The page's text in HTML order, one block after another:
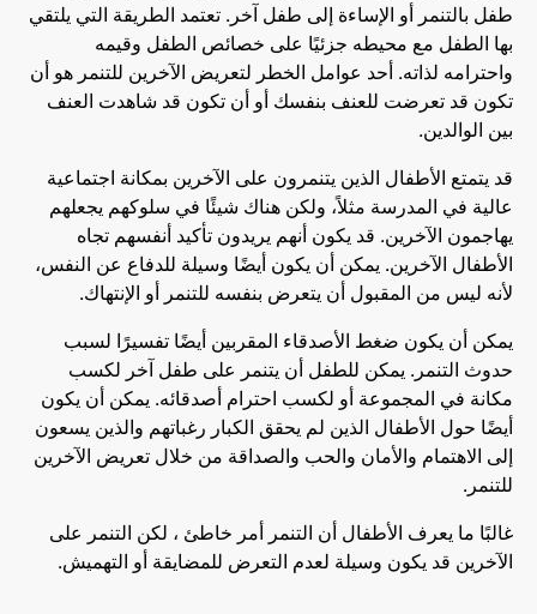
طفل بالتنمر أو الإساءة إلى طفل آخر. تعتمد الطريقة التي يلتقي
بها الطفل مع محيطه جزئيًا على خصائص الطفل وقيمه
واحترامه لذاته. أحد عوامل الخطر لتعريض الآخرين للتنمر هو أن
تكون قد تعرضت للعنف بنفسك أو أن تكون قد شاهدت العنف
بين الوالدين.
قد يتمتع الأطفال الذين يتنمرون على الآخرين بمكانة اجتماعية
عالية في المدرسة مثلاً، ولكن هناك شيئًا في سلوكهم يجعلهم
يهاجمون الآخرين. قد يكون أنهم يريدون تأكيد أنفسهم تجاه
الأطفال الآخرين. يمكن أن يكون أيضًا وسيلة للدفاع عن النفس،
لأنه ليس من المقبول أن يتعرض بنفسه للتنمر أو الإنتهاك.
يمكن أن يكون ضغط الأصدقاء المقربين أيضًا تفسيرًا لسبب
حدوث التنمر. يمكن للطفل أن يتنمر على طفل آخر لكسب
مكانة في المجموعة أو لكسب احترام أصدقائه. يمكن أن يكون
أيضًا حول الأطفال الذين لم يحقق الكبار رغباتهم والذين يسعون
إلى الاهتمام والأمان والحب والصداقة من خلال تعريض الآخرين
للتنمر.
غالبًا ما يعرف الأطفال أن التنمر أمر خاطئ ، لكن التنمر على
الآخرين قد يكون وسيلة لعدم التعرض للمضايقة أو التهميش.